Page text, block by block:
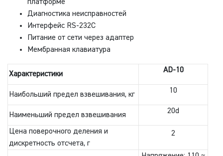
платформе
Диагностика неисправностей
Интерфейс RS-232С
Питание от сети через адаптер
Мембранная клавиатура
Характеристики AD-10
Наибольший предел взвешивания, кг 10
Наименьший предел взвешивания 20d
Цена поверочного деления и
дискретность отсчета, г
2